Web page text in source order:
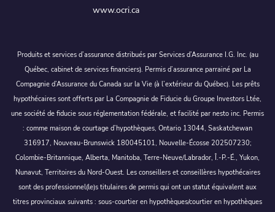
www.ocri.ca
Produits et services d’assurance distribués par Services d’Assurance I.G. Inc. (au
Québec, cabinet de services financiers). Permis d’assurance parrainé par La
Compagnie d’Assurance du Canada sur la Vie (à l’extérieur du Québec). Les prêts
hypothécaires sont offerts par La Compagnie de Fiducie du Groupe Investors Ltée,
une société de fiducie sous réglementation fédérale, et facilité par nesto inc. Permis
: comme maison de courtage d’hypothèques, Ontario 13044, Saskatchewan
316917, Nouveau-Brunswick 180045101, Nouvelle-Écosse 202507230;
Colombie-Britannique, Alberta, Manitoba, Terre-Neuve/Labrador, Î.-P.-É., Yukon,
Nunavut, Territoires du Nord-Ouest. Les conseillers et conseillères hypothécaires
sont des professionnel(le)s titulaires de permis qui ont un statut équivalent aux
titres provinciaux suivants : sous-courtier en hypothèques/courtier en hypothèques